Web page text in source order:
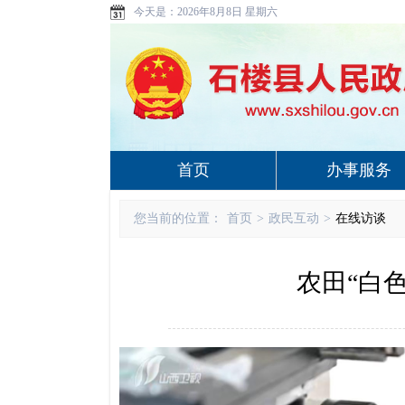
今天是： 2026年8月8日 星期六
首页 办事服务
您当前的位置： 首页 > 政民互动 > 在线访谈
农田“白